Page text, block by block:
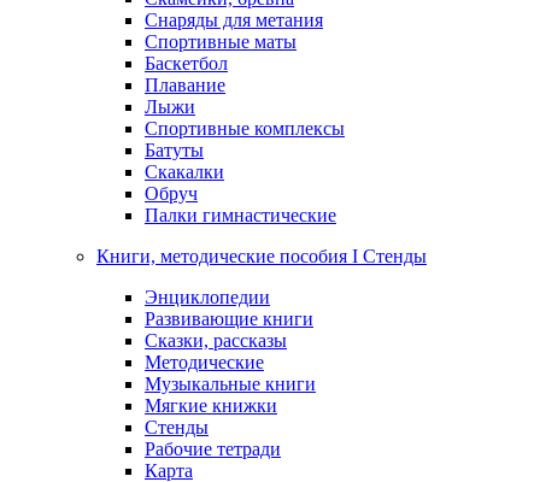
Снаряды для метания
Спортивные маты
Баскетбол
Плавание
Лыжи
Спортивные комплексы
Батуты
Скакалки
Обруч
Палки гимнастические
Книги, методические пособия I Стенды
Энциклопедии
Развивающие книги
Сказки, рассказы
Методические
Музыкальные книги
Мягкие книжки
Стенды
Рабочие тетради
Карта